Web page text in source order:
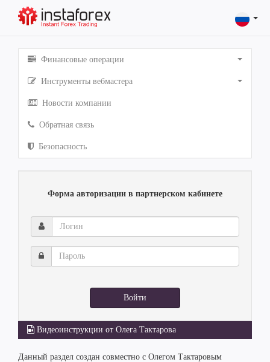
Финансовые операции
Инструменты вебмастера
Новости компании
Обратная связь
Безопасность
Форма авторизации в партнерском кабинете
Логин
Пароль
Войти
Видеоинструкции от Олега Тактарова
Данный раздел создан совместно с Олегом Тактаровым